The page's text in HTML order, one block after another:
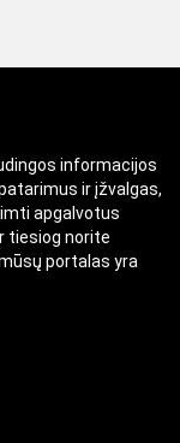
informacijos
ir įžvalgas,
apgalvotus
tiesiog norite
portalas yra